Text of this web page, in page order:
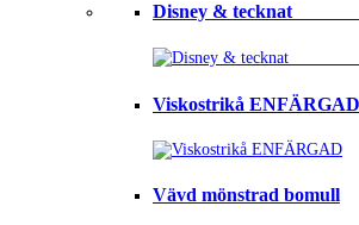
Disney &
Viskostrikå ENFÄRGAD
Vävd mönstrad bomull